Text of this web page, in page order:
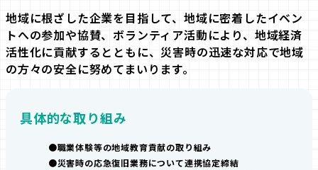
地域に根ざした企業を目指して、地域に密着したイベン
トへの参加や協賛、ボランティア活動により、 地域経済
活性化に貢献するとともに、 災害時の迅速な対応で地域
の方々の安全に努めてまいります。
具体的な取り組み
職業体験等の地域教育貢献の取り組み
災害時の応急復旧業務について連携協定締結